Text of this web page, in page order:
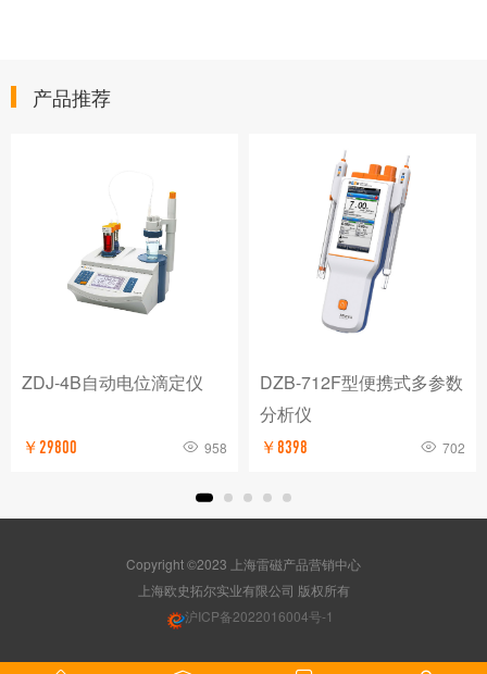
产品推荐
ZDJ-4B自动电位滴定仪
￥29800 958
DZB-712F型便携式多参数
分析仪
￥8398 702
Copyright ©2023 上海雷磁产品营销中心
版权所有
沪ICP备2022016004号-1